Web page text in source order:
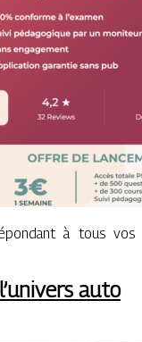
à tous vos
auto